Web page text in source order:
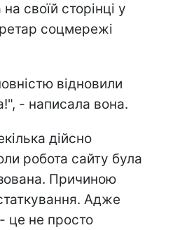
своїй сторінці у
соцмережі
відновили
- написала вона.
дійсно
робота сайту була
Причиною
Адже
це не просто